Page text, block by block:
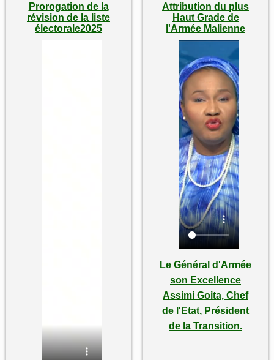
Prorogation de la
révision de la liste
électorale2025
Attribution du plus
Haut Grade de
l'Armée Malienne
Le Général d'Armée
son Excellence
Assimi Goita, Chef
de l'Etat, Président
de la Transition.